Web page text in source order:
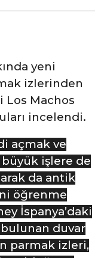
yeni
izlerinden
Los Machos
incelendi.
açmak ve
büyük işlere de
da antik
öğrenme
İspanya’daki
bulunan duvar
parmak izleri,